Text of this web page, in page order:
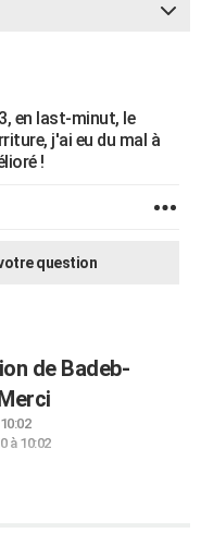
en last-minut, le
j'ai eu du mal à
!
question
de Badeb-
à 10:02